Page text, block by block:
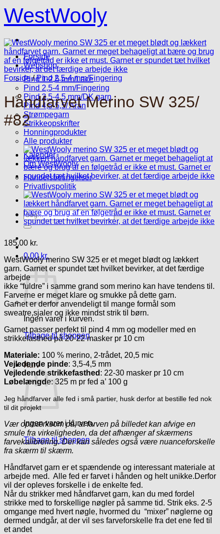
Fortsæt
til
indhold
WestWooly
Forside
Webshop
Pind 1-2,5 mm/Lace
Pind 2,5-4 mm/Fingering
Pind 3,5-4,5 mm/DK garn
Pind 4,5-5,5/ Aran
Strømpegarn
Strikkeopskrifter
Honningprodukter
Alle produkter
Kalender
Om WestWooly
Handelsbetingelser
Privatlivspolitik
Søg
efter:
0,00 kr.
Ingen varer i kurven.
Tilbage til shoppen
Kurv
Ingen varer i kurven.
Tilbage til shoppen
Forside / Pind 2,5-4 mm/Fingering
Håndfarvet Merino SW 325/
#82
185,00 kr.
WestWooly merino SW 325 er et meget blødt og lækkert
garn. Garnet er spundet tæt hvilket bevirker, at det færdige
arbejde
ikke “fuldre” i samme grand som merino kan have tendens til.
Farverne er meget klare og smukke på dette garn.
Garnet er derfor anvendeligt til mange formål som
sweatre,sjaler og ikke mindst strik til børn.
Garnet passer perfekt til pind 4 mm og modeller med en
strikkefasthed på 20-22 masker pr 10 cm
Materiale: 100 % merino, 2-trådet, 20,5 mic
Vejledende pinde: 3,5-4,5 mm
Vejledende strikkefasthed : 22-30 masker pr 10 cm
Løbelængde: 325 m pr fed a’ 100 g
Jeg håndfarver alle fed i små partier, husk derfor at bestille fed nok
til dit projekt
Vær opmærksom på, at farven på billedet kan afvige en
smule fra virkeligheden, da det afhænger af skærmens
farvekalibrering. Der kan således også være nuanceforskelle
fra skærm til skærm.
Håndfarvet garn er et spændende og interessant materiale at
arbejde med. Alle fed er farvet i hånden og helt unikke.Derfor
vil der opleves forskelle i de enkelte fed.
Når du strikker med håndfarvet garn, kan du med fordel
strikke med to forskellige nøgler på samme tid. Strik eks. 2-5
omgange med hvert nøgle, hvormed du “mixer” nøglerne og
dermed undgår, at der vil ses farveforskelle fra det ene fed til
et andet